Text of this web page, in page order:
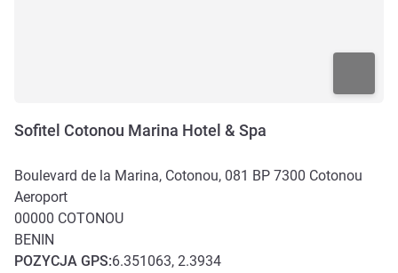
Sofitel Cotonou Marina Hotel & Spa
Boulevard de la Marina, Cotonou, 081 BP 7300 Cotonou
Aeroport
00000 COTONOU
BENIN
POZYCJA GPS:6.351063, 2.3934